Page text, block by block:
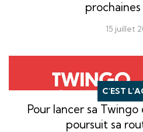
15 juillet
C'EST
Pour lancer sa
poursuit sa